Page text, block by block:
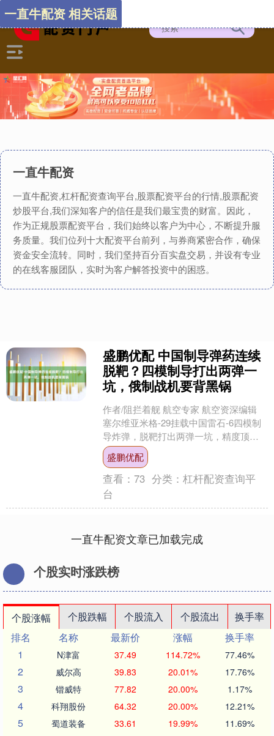
一直牛配资
一直牛配资,杠杆配资查询平台,股票配资平台的行情,股票配资
炒股平台,我们深知客户的信任是我们最宝贵的财富。因此，
作为正规股票配资平台，我们始终以客户为中心，不断提升服
务质量。我们位列十大配资平台前列，与券商紧密合作，确保
资金安全流转。同时，我们坚持百分百实盘交易，并设有专业
的在线客服团队，实时为客户解答投资中的困惑。
一直牛配资 相关话题
盛鹏优配 中国制导弹药连续
脱靶？四模制导打出两弹一
坑，俄制战机要背黑锅
作者/阻拦着舰 航空专家 航空资深编辑
塞尔维亚米格-29挂载中国雷石-6四模制
导炸弹，脱靶打出两弹一坑，精度顶
尖，问题出在老旧载机和高程数据误
差。 近日，塞尔....
盛鹏优配
查看：73 分类：杠杆配资查询平
台
一直牛配资文章已加载完成
个股实时涨跌榜
个股涨幅 个股跌幅 个股流入 个股流出
换手率
排名
名称 最新价 涨幅
换手率
1
N津富 37.49 114.72% 77.46%
2 威尔高 39.83 20.01% 17.76%
3 锴威特 77.82 20.00% 1.17%
4 科翔股份 64.32 20.00% 12.21%
5 蜀道装备 33.61 19.99% 11.69%